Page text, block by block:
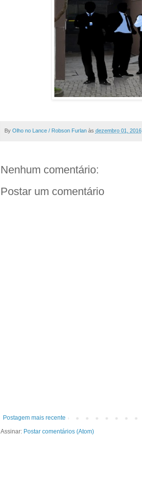
By Olho no Lance / Robson Furlan às dezembro 01, 2016
Nenhum comentário:
Postar um comentário
Postagem mais recente
Assinar: Postar comentários (Atom)